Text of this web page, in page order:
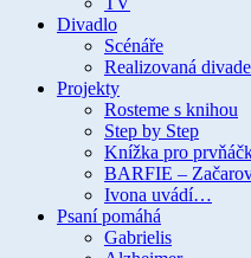
Divadlo
Scénáře
Realizovaná
Projekty
Rosteme s knihou
Step by Step
Knížka pro
BARFIE –
Ivona uvádí…
Psaní pomáhá
Gabrielis